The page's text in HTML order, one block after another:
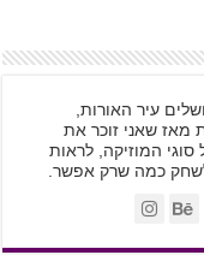
עיר האורות,
מאז שאני זוכר את
המוזיקה, לראות
לשחק כמה שרק אפשר.